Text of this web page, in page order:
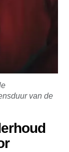
van de